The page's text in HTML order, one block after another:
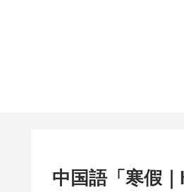
中国語「寒假